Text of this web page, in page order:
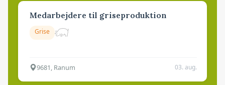
Medarbejdere til griseproduktion
Grise
9681, Ranum 03. aug.